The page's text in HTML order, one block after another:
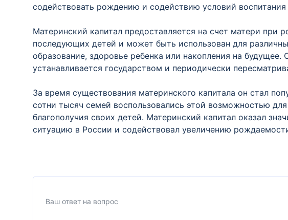
содействовать рождению и содействию условий воспитания
Материнский капитал предоставляется на счет матери при
последующих детей и может быть использован для
образование, здоровье ребенка или накопления на будущее.
устанавливается государством и периодически
За время существования материнского капитала он стал
сотни тысяч семей воспользовались этой возможностью
благополучия своих детей. Материнский капитал оказал
ситуацию в России и содействовал увеличению